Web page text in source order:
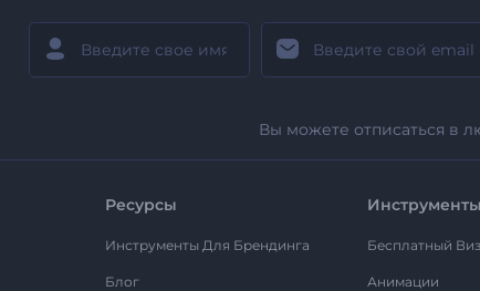
Вы можете отписаться в
Ресурсы
Инструменты Для Брендинга
Блог
Бесплатный
Анимации